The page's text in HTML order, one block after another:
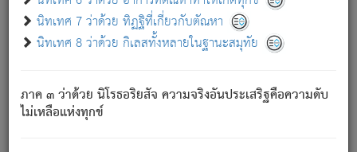
นิทเทศ 7 ว่าด้วย ทิฏฐิที่เกี่ยวกับตัณหา
นิทเทศ 8 ว่าด้วย กิเลสทั้งหลายในฐานะสมุทัย
ภาค ๓ ว่าด้วย นิโรธอริยสัจ ความจริงอันประเสริฐคือความดับ
ไม่เหลือแห่งทุกข์
เพราะความสิ้นไปแห่งตัณหาโดยประการทั้งปวง นั้นคือ
นิพพาน.
ภพใหม่ย่อมไม่มีแก่ภิกษุนั้น ผู้ดับเย็นสนิทแล้ว เพราะไม่มี
ภิกษุนั้น เป็นผู้ครอบงำมารได้แล้ว ชนะสงครามแล้ว ก้าวล่วง
ภพทั้งหลายทั้งปวงได้แล้ว เป็นผู้คงที่ (คือไม่เปลี่ยนแปลงอีกต่อ